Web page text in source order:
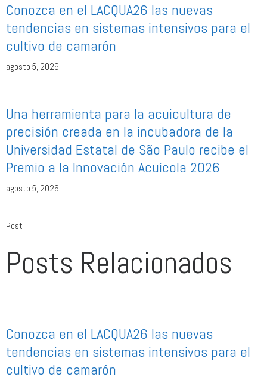
Conozca en el LACQUA26 las nuevas
tendencias en sistemas intensivos para el
cultivo de camarón
agosto 5, 2026
Una herramienta para la acuicultura de
precisión creada en la incubadora de la
Universidad Estatal de São Paulo recibe el
Premio a la Innovación Acuícola 2026
agosto 5, 2026
Post
Posts Relacionados
Conozca en el LACQUA26 las nuevas
tendencias en sistemas intensivos para el
cultivo de camarón